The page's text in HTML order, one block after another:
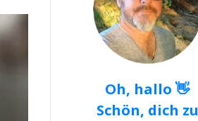
Oh, hallo 👋
Schön, dich zu